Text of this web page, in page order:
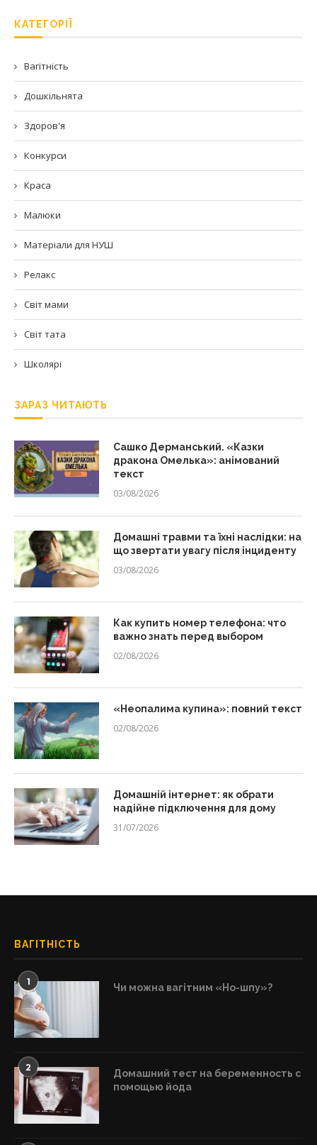
КАТЕГОРІЇ
Вагітність
Дошкільнята
Здоров'я
Конкурси
Краса
Малюки
Матеріали для НУШ
Релакс
Світ мами
Світ тата
Школярі
ЗАРАЗ ЧИТАЮТЬ
Сашко Дерманський. «Казки
дракона Омелька»: анімований
текст
03/08/2026
Домашні травми та їхні наслідки: на
що звертати увагу після інциденту
03/08/2026
Как купить номер телефона: что
важно знать перед выбором
02/08/2026
«Неопалима купина»: повний текст
02/08/2026
Домашній інтернет: як обрати
надійне підключення для дому
31/07/2026
ВАГІТНІСТЬ
1 Чи можна вагітним «Но-шпу»?
2
Домашний тест на беременность с
помощью йода